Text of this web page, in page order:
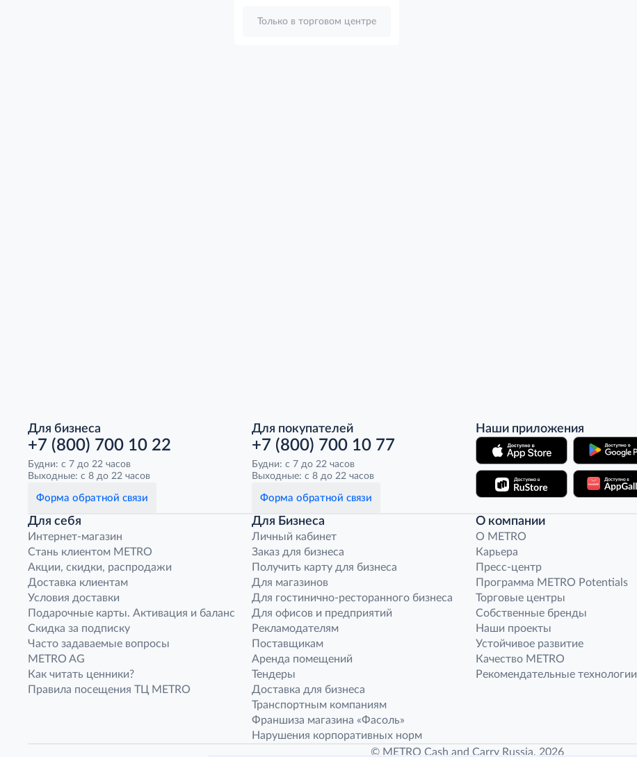
Только в торговом центре
Для бизнеса
+7 (800) 700 10 22
Будни: с 7 до 22 часов
Выходные: с 8 до 22 часов
Форма обратной связи
Для покупателей
+7 (800) 700 10 77
Будни: с 7 до 22 часов
Выходные: с 8 до 22 часов
Форма обратной связи
Наши приложения
Для себя
Интернет-магазин
Стань клиентом METRO
Акции, скидки, распродажи
Доставка клиентам
Условия доставки
Подарочные карты. Активация и баланс
Скидка за подписку
Часто задаваемые вопросы
METRO AG
Как читать ценники?
Правила посещения ТЦ METRO
Для Бизнеса
Личный кабинет
Заказ для бизнеса
Получить карту для бизнеса
Для магазинов
Для гостинично-ресторанного бизнеса
Для офисов и предприятий
Рекламодателям
Поставщикам
Аренда помещений
Тендеры
Доставка для бизнеса
Транспортным компаниям
Франшиза магазина «Фасоль»
Нарушения корпоративных норм
О компании
O METRO
Карьера
Пресс-центр
Программа METRO Potentials
Торговые центры
Собственные бренды
Наши проекты
Устойчивое развитие
Качество METRO
Рекомендательные технологии
© METRO Cash and Carry Russia, 2026